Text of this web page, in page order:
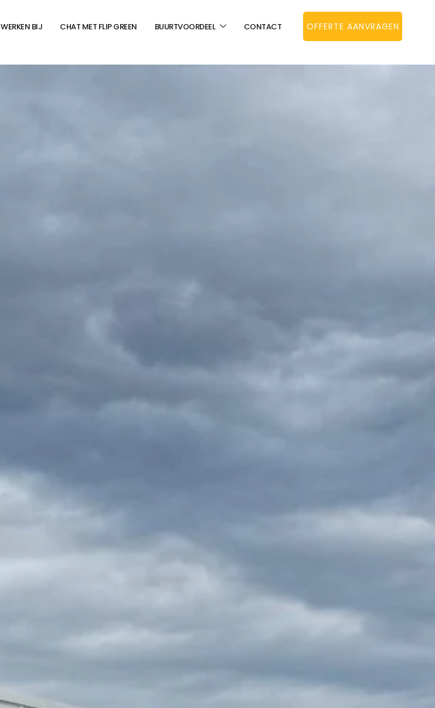
WERKEN BIJ CHAT MET FLIP GREEN BUURTVOORDEEL CONTACT OFFERTE AANVRAGEN